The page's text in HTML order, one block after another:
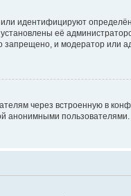
идентифицируют
её
и модератор или
через встроенную в
анонимными пользователями.